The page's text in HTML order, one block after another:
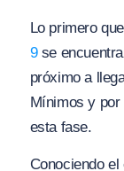
Lo primero
9se
próximo a
Mínimos y
esta fase.
Conociendo